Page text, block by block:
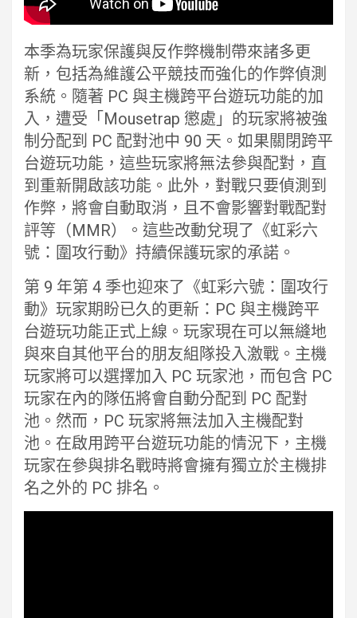
本季為玩家保護與反作弊機制帶來諸多更
新，包括為維護公平競技而強化的作弊偵測
系統。隨著 PC 與主機跨平台遊玩功能的加
入，遭受「Mousetrap 懲處」的玩家將被強
制分配到 PC 配對池中 90 天。如果關閉跨平
台遊玩功能，這些玩家將無法參與配對，直
到重新開啟該功能。此外，對戰只要偵測到
作弊，將會自動取消，且不會影響對戰配對
評等（MMR）。這些改動兌現了《虹彩六
號：圍攻行動》持續保護玩家的承諾。
第 9 年第 4 季也迎來了《虹彩六號：圍攻行
動》玩家期盼已久的更新：PC 與主機跨平
台遊玩功能正式上線。玩家現在可以無縫地
與來自其他平台的朋友組隊投入激戰。主機
玩家將可以選擇加入 PC 玩家池，而包含 PC
玩家在內的隊伍將會自動分配到 PC 配對
池。然而，PC 玩家將無法加入主機配對
池。在啟用跨平台遊玩功能的情況下，主機
玩家在參與排名戰時將會擁有獨立於主機排
名之外的 PC 排名。